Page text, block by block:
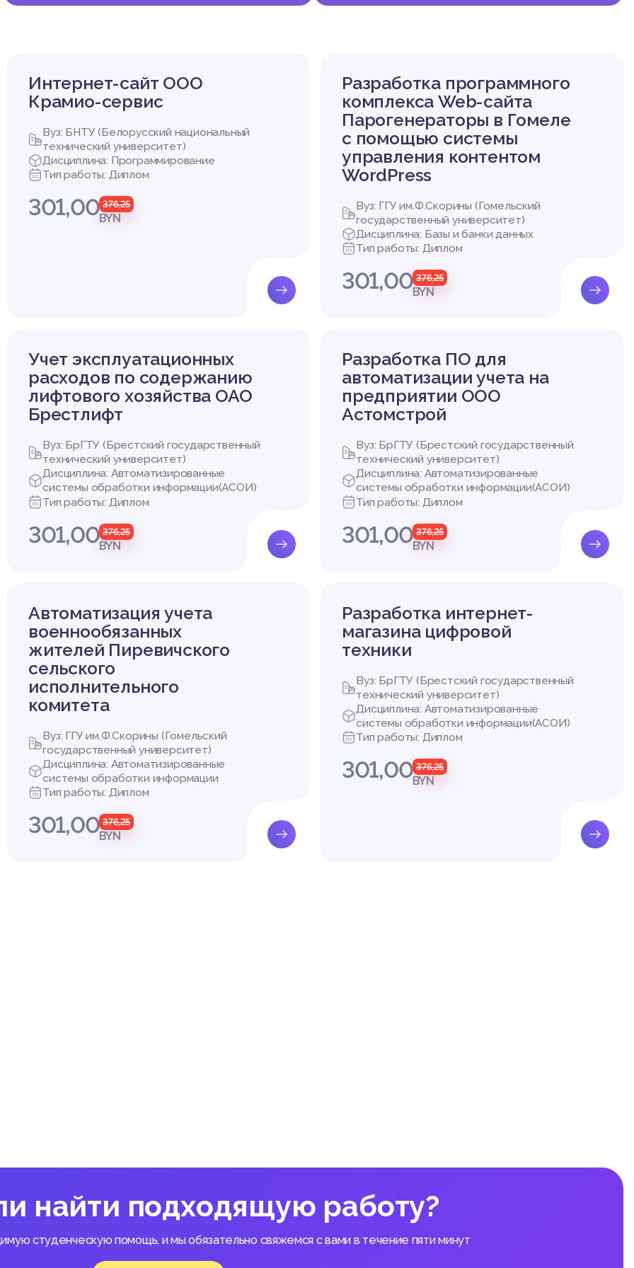
видов товара;
документов заказ;
справочных данных о заказе;
для контроля над действиями механиков;
отчетов по остаткам товара;
создать в среде объектно-ориентированного программиров
должен работать в операционной системе Windows XP.
общем виде может быть определена как процесс направленного д
(группы проектировщиков), необходимый для выработки алгоритмо
создаваемого объекта (системы), удовлетворяющего заданн
с проектированием АС;
алгебры, необходимые для работы с БД;
показателей.
АСИС.
процесс создания моделей, которые описывают вполне опр
причинам. Во-первых, они упорядочивают процесс создания сложных
вторых, они позволяют менеджерам в процессе разработки оценит
и риск.
делятся на три основные группы;
сверху вниз;
проектирование.
характерна алгоритмическая декомпозиция. Следует отме
обеспечить создание предельно сложных систем, и он, как правило,
и объектно-ориентированных языках программирования. Поэтому
для проектирования АС “Учет поставок”.
программная система рассматривается как преобразователь вход
Метод потоков данных с успехом применялся при решении ряда сло
в системах информационного обеспечения, где существуют прямые
выходными потоками системы и где не
АСИС.
Интернет-сайт ООО
Крамио-сервис
Вуз: БНТУ (Белорусский национальный
технический университет)
Дисциплина: Программирование
Тип работы: Диплом
301,00 376,25
BYN
Разработка программного
комплекса Web-сайта
Парогенераторы в Гомеле
с помощью системы
управления контентом
WordPress
Вуз: ГГУ им.Ф.Скорины (Гомельский
государственный университет)
Дисциплина: Базы и банки данных
Тип работы: Диплом
301,00 376,25
BYN
Учет эксплуатационных
расходов по содержанию
лифтового хозяйства ОАО
Брестлифт
Вуз: БрГТУ (Брестский государственный
технический университет)
Дисциплина: Автоматизированные
системы обработки информации(АСОИ)
Тип работы: Диплом
301,00 376,25
BYN
Разработка ПО для
автоматизации учета на
предприятии ООО
Астомстрой
Вуз: БрГТУ (Брестский государственный
технический университет)
Дисциплина: Автоматизированные
системы обработки информации(АСОИ)
Тип работы: Диплом
301,00 376,25
BYN
Автоматизация учета
военнообязанных
жителей Пиревичского
сельского
исполнительного
комитета
Вуз: ГГУ им.Ф.Скорины (Гомельский
государственный университет)
Дисциплина: Автоматизированные
системы обработки информации
Тип работы: Диплом
301,00 376,25
BYN
Разработка интернет-
магазина цифровой
техники
Вуз: БрГТУ (Брестский государственный
технический университет)
Дисциплина: Автоматизированные
системы обработки информации(АСОИ)
Тип работы: Диплом
301,00 376,25
BYN
найти подходящую работу?
студенческую помощь, и мы обязательно свяжемся с вами в течение пяти минут